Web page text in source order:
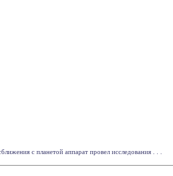
с планетой аппарат провел исследования . . .